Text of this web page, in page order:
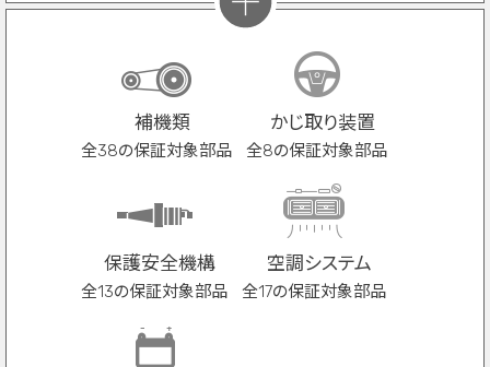
補機類
全38の保証対象部品
かじ取り装置
全8の保証対象部品
保護安全機構
全13の保証対象部品
空調システム
全17の保証対象部品